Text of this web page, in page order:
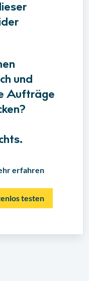
und
Aufträge
erfahren
testen